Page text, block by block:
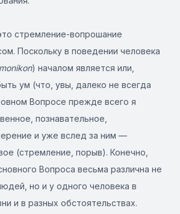
стремление-вопрошание
Поскольку в поведении человека
) началом является или,
ум (что, увы, далеко не всегда
Вопросе прежде всего я
познавательное,
и уже вслед за ним —
(стремление, порыв). Конечно,
Вопроса весьма различна не
но и у одного человека в
и в разных обстоятельствах.